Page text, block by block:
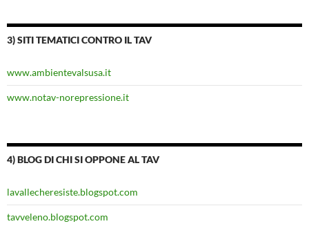
3) SITI TEMATICI CONTRO IL TAV
www.ambientevalsusa.it
www.notav-norepressione.it
4) BLOG DI CHI SI OPPONE AL TAV
lavallecheresiste.blogspot.com
tavveleno.blogspot.com